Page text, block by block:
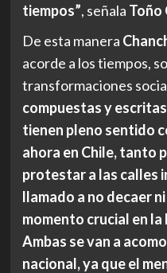
tiempos”, señala Toño
De esta manera
acorde a los tiempos,
transformaciones
compuestas y
tienen pleno sentido
ahora en Chile, tanto
protestar a las calles
llamado a no decaer
momento crucial en
Ambas se van a
nacional, ya que el